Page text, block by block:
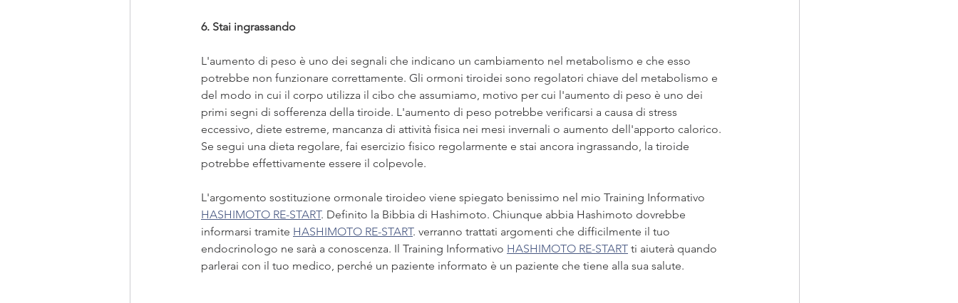
6. Stai ingrassando
L'aumento di peso è uno dei segnali che indicano un cambiamento nel metabolismo e che esso
potrebbe non funzionare correttamente. Gli ormoni tiroidei sono regolatori chiave del metabolismo e
del modo in cui il corpo utilizza il cibo che assumiamo, motivo per cui l'aumento di peso è uno dei
primi segni di sofferenza della tiroide. L'aumento di peso potrebbe verificarsi a causa di stress
eccessivo, diete estreme, mancanza di attività fisica nei mesi invernali o aumento dell'apporto calorico.
Se segui una dieta regolare, fai esercizio fisico regolarmente e stai ancora ingrassando, la tiroide
potrebbe effettivamente essere il colpevole.
L'argomento sostituzione ormonale tiroideo viene spiegato benissimo nel mio Training Informativo
HASHIMOTO RE-START. Definito la Bibbia di Hashimoto. Chiunque abbia Hashimoto dovrebbe
informarsi tramite HASHIMOTO RE-START. verranno trattati argomenti che difficilmente il tuo
endocrinologo ne sarà a conoscenza. Il Training Informativo HASHIMOTO RE-START ti aiuterà quando
parlerai con il tuo medico, perché un paziente informato è un paziente che tiene alla sua salute.